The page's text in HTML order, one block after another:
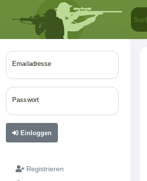
Emailadresse
Passwort
Einloggen
Registrieren